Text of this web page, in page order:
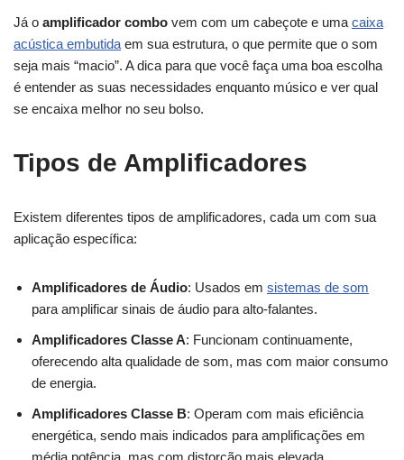
Já o amplificador combo vem com um cabeçote e uma caixa
acústica embutida em sua estrutura, o que permite que o som
seja mais “macio”. A dica para que você faça uma boa escolha
é entender as suas necessidades enquanto músico e ver qual
se encaixa melhor no seu bolso.
Tipos de Amplificadores
Existem diferentes tipos de amplificadores, cada um com sua
aplicação específica:
Amplificadores de Áudio: Usados em sistemas de som
para amplificar sinais de áudio para alto-falantes.
Amplificadores Classe A: Funcionam continuamente,
oferecendo alta qualidade de som, mas com maior consumo
de energia.
Amplificadores Classe B: Operam com mais eficiência
energética, sendo mais indicados para amplificações em
média potência, mas com distorção mais elevada.